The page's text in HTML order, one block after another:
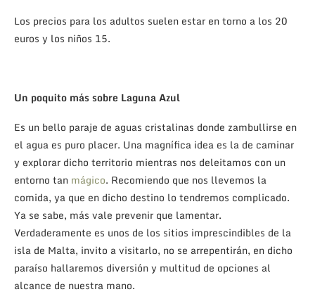
Los precios para los adultos suelen estar en torno a los 20
euros y los niños 15.
Un poquito más sobre Laguna Azul
Es un bello paraje de aguas cristalinas donde zambullirse en
el agua es puro placer. Una magnífica idea es la de caminar
y explorar dicho territorio mientras nos deleitamos con un
entorno tan mágico. Recomiendo que nos llevemos la
comida, ya que en dicho destino lo tendremos complicado.
Ya se sabe, más vale prevenir que lamentar.
Verdaderamente es unos de los sitios imprescindibles de la
isla de Malta, invito a visitarlo, no se arrepentirán, en dicho
paraíso hallaremos diversión y multitud de opciones al
alcance de nuestra mano.